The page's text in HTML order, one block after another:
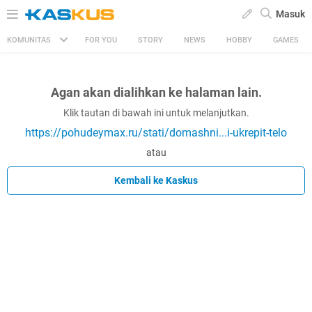
Masuk
KOMUNITAS FOR YOU STORY NEWS HOBBY GAMES
Agan akan dialihkan ke halaman lain.
Klik tautan di bawah ini untuk melanjutkan.
https://pohudeymax.ru/stati/domashni...i-ukrepit-telo
atau
Kembali ke Kaskus